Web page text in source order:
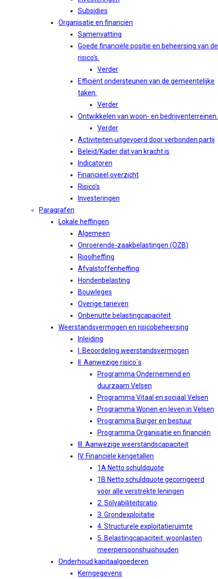
Subsidies
Organisatie en financiën
Samenvatting
Goede financiële positie en beheersing van de
risico's.
Verder
Efficiënt ondersteunen van de gemeentelijke
taken.
Verder
Ontwikkelen van woon- en bedrijventerreinen.
Verder
Activiteiten uitgevoerd door verbonden partij
Beleid/Kader dat van kracht is
Indicatoren
Financieel overzicht
Risico's
Investeringen
Paragrafen
Lokale heffingen
Algemeen
Onroerende-zaakbelastingen (OZB)
Rioolheffing
Afvalstoffenheffing
Hondenbelasting
Bouwleges
Overige tarieven
Onbenutte belastingcapaciteit
Weerstandsvermogen en risicobeheersing
Inleiding
I. Beoordeling weerstandsvermogen
II. Aanwezige risico`s
Programma Ondernemend en
duurzaam Velsen
Programma Vitaal en sociaal Velsen
Programma Wonen en leven in Velsen
Programma Burger en bestuur
Programma Organisatie en financiën
III. Aanwezige weerstandscapaciteit
IV. Financiële kengetallen
1A Netto schuldquote
1B Netto schuldquote gecorrigeerd
voor alle verstrekte leningen
2. Solvabiliteitsratio
3. Grondexploitatie
4. Structurele exploitatieruimte
5. Belastingcapaciteit: woonlasten
meerpersoonshuishouden
Onderhoud kapitaalgoederen
Kerngegevens